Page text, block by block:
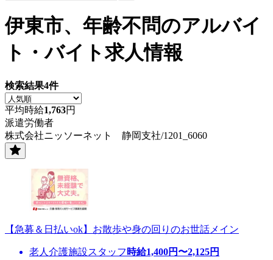
伊東市、年齢不問のアルバイ
ト・バイト求人情報
検索結果4件
平均時給1,763円
派遣労働者
株式会社ニッソーネット 静岡支社/1201_6060
【急募＆日払いok】お散歩や身の回りのお世話メイン
老人介護施設スタッフ 時給1,400円〜2,125円